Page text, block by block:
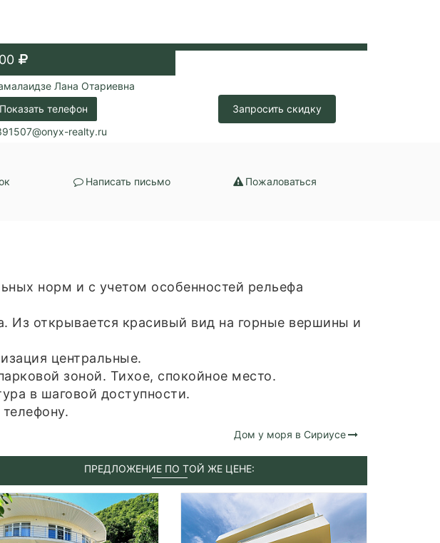
Лана Отариевна
Показать телефон
realty.ru
Запросить скидку
Написать письмо Пожаловаться
норм и с учетом особенностей рельефа
Из открывается красивый вид на горные вершины и
центральные.
зоной. Тихое, спокойное место.
в шаговой доступности.
Дом у моря в Сириусе
ПРЕДЛОЖЕНИЕ ПО ТОЙ ЖЕ ЦЕНЕ: